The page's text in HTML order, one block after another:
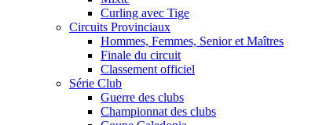
Curling avec Tige
Circuits Provinciaux
Hommes, Femmes, Senior et Maîtres
Finale du circuit
Classement officiel
Série Club
Guerre des clubs
Championnat des clubs